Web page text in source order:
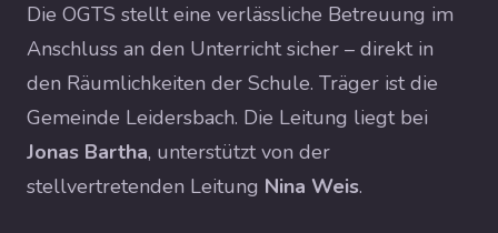
Die OGTS stellt eine verlässliche Betreuung im
Anschluss an den Unterricht sicher – direkt in
den Räumlichkeiten der Schule. Träger ist die
Gemeinde Leidersbach. Die Leitung liegt bei
Jonas Bartha, unterstützt von der
stellvertretenden Leitung Nina Weis.